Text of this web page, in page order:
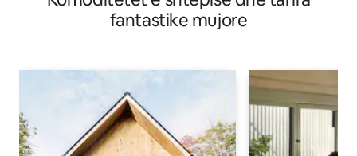
fantastike mujore